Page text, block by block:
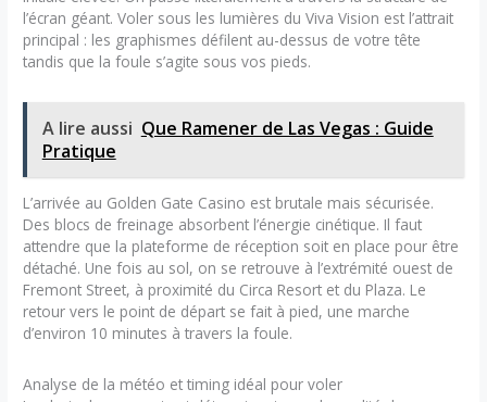
l’écran géant. Voler sous les lumières du Viva Vision est l’attrait
principal : les graphismes défilent au-dessus de votre tête
tandis que la foule s’agite sous vos pieds.
A lire aussi Que Ramener de Las Vegas : Guide
Pratique
L’arrivée au Golden Gate Casino est brutale mais sécurisée.
Des blocs de freinage absorbent l’énergie cinétique. Il faut
attendre que la plateforme de réception soit en place pour être
détaché. Une fois au sol, on se retrouve à l’extrémité ouest de
Fremont Street, à proximité du Circa Resort et du Plaza. Le
retour vers le point de départ se fait à pied, une marche
d’environ 10 minutes à travers la foule.
Analyse de la météo et timing idéal pour voler